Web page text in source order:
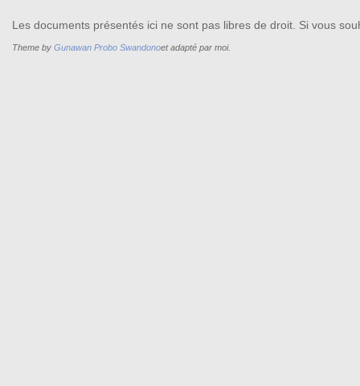
Les documents présentés ici ne sont pas libres de droit. Si vous
Theme by Gunawan Probo Swandonoet adapté par moi.